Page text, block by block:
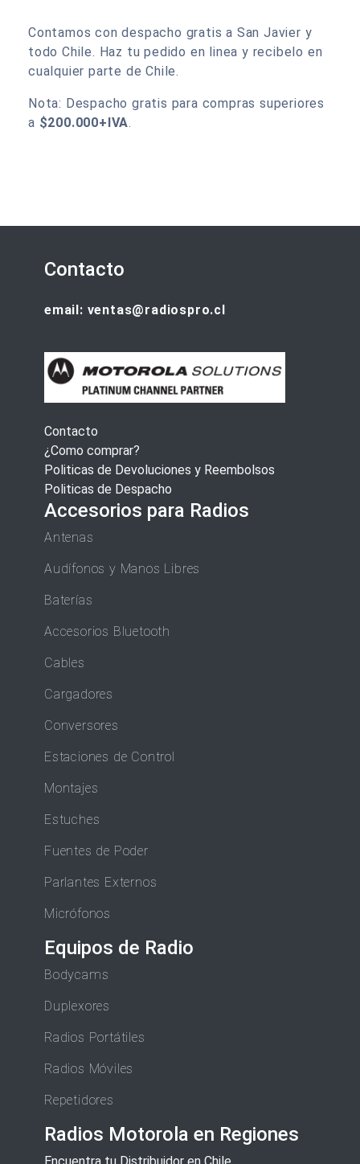
Contamos con despacho gratis a San Javier y
todo Chile. Haz tu pedido en linea y recibelo en
cualquier parte de Chile.
Nota: Despacho gratis para compras superiores
a $200.000+IVA.
Contacto
email: ventas@radiospro.cl
Contacto
¿Como comprar?
Politicas de Devoluciones y Reembolsos
Politicas de Despacho
Accesorios para Radios
Antenas
Audífonos y Manos Libres
Baterías
Accesorios Bluetooth
Cables
Cargadores
Conversores
Estaciones de Control
Montajes
Estuches
Fuentes de Poder
Parlantes Externos
Micrófonos
Equipos de Radio
Bodycams
Duplexores
Radios Portátiles
Radios Móviles
Repetidores
Radios Motorola en Regiones